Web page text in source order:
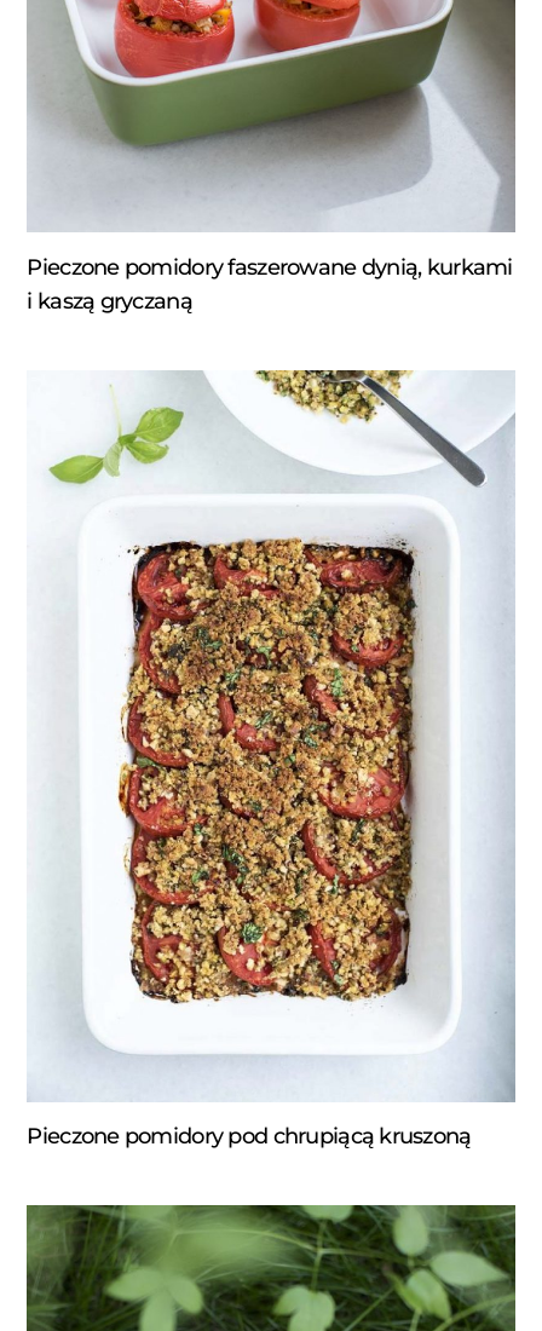
Pieczone pomidory faszerowane dynią, kurkami
i kaszą gryczaną
Pieczone pomidory pod chrupiącą kruszoną